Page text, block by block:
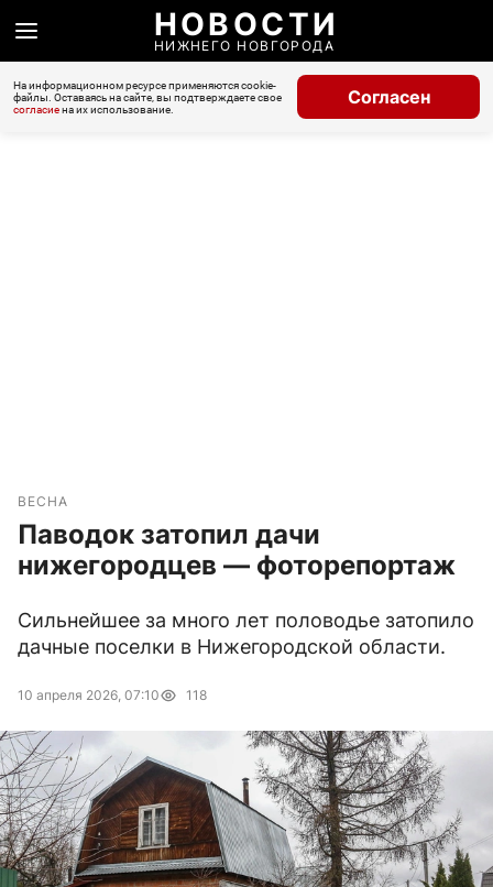
НОВОСТИ
НИЖНЕГО НОВГОРОДА
На информационном ресурсе применяются cookie-
файлы. Оставаясь на сайте, вы подтверждаете свое
согласиена их использование.
Согласен
ВЕСНА
Паводок затопил дачи
нижегородцев — фоторепортаж
Сильнейшее за много лет половодье затопило
дачные поселки в Нижегородской области.
10 апреля 2026, 07:10 118